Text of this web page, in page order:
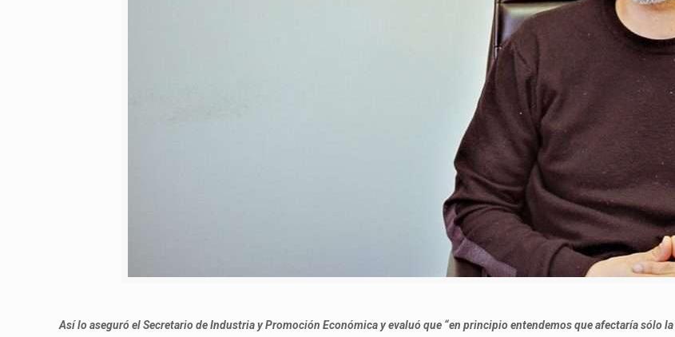
Así lo aseguró el Secretario de Industria y Promoción Económica y evaluó que “en principio entendemos que afectaría sólo